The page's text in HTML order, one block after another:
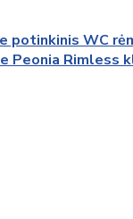
potinkinis WC
Peonia Rimless